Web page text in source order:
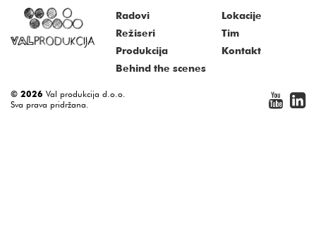
Radovi
Režiseri
Produkcija
Lokacije
Tim
Kontakt
Behind the scenes
© 2026 Val produkcija d.o.o.
Sva prava pridržana.